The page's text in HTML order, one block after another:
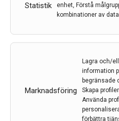
Statistik
enhet, Förstå
kombinationer av
Marknadsföring
Lagra och/
information
begränsade
Skapa
Använda
förbättra
Persisterande foramen
visar att slutning av PFO
med antiaggregantia
jämfört med enbart
gör att slutning nu
hos unga patienter med
denna artikel av Maria